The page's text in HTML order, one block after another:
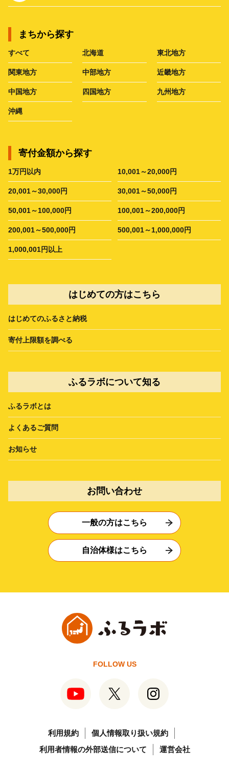
まちから探す
すべて 北海道 東北地方
関東地方 中部地方 近畿地方
中国地方 四国地方 九州地方
沖縄
寄付金額から探す
1万円以内 10,001～20,000円
20,001～30,000円 30,001～50,000円
50,001～100,000円 100,001～200,000円
200,001～500,000円 500,001～1,000,000円
1,000,001円以上
はじめての方はこちら
はじめてのふるさと納税
寄付上限額を調べる
ふるラボについて知る
ふるラボとは
よくあるご質問
お知らせ
お問い合わせ
一般の方はこちら
自治体様はこちら
FOLLOW US
利用規約
個人情報取り扱い規約
利用者情報の外部送信について
運営会社